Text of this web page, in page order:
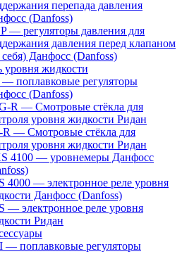
перепада давления
(Danfoss)
— регуляторы давления для
давления перед клапаном
Данфосс (Danfoss)
уровня жидкости
— поплавковые регуляторы
(Danfoss)
R — Смотровые стёкла для
уровня жидкости Ридан
R — Смотровые стёкла для
уровня жидкости Ридан
4100 — уровнемеры Данфосс
4000 — электронное реле уровня
Данфосс (Danfoss)
— электронное реле уровня
Ридан
— поплавковые регуляторы